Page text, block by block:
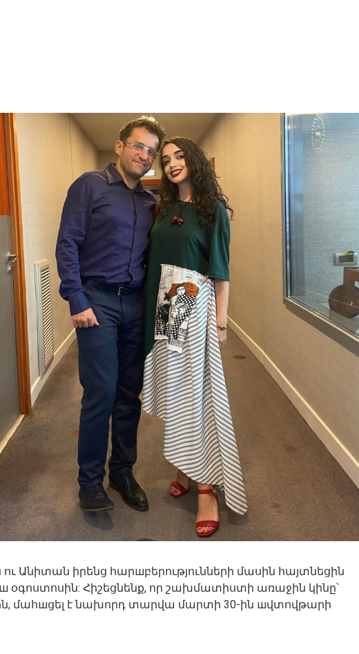
ու Անիտան իրենց հարшբերությունների մասին հայտնեցին
Հիշեցնենք, որ շախմատիստի առաջին կինը՝
մահшցել է նախորդ տարվա մարտի 30-ին шվտովթարի